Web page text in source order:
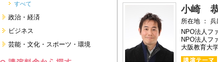
すべて
政治・経済
国際
日本
ビジネス
経営・マーケティング・ファイナ
ンス
芸能・文化・スポーツ・環境
小崎
所在地 ：
NPO法人フ
NPO法人フ
大阪教育大